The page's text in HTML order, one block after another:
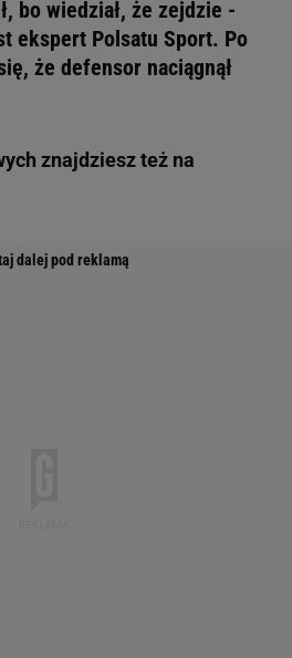
bo wiedział, że zejdzie -
ekspert Polsatu Sport. Po
że defensor naciągnął
znajdziesz też na